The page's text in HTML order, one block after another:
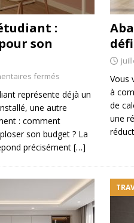
:
son
fermés
représente déjà un
une autre
: comment
son budget ? La
précisément […]
Vous
à
de
une